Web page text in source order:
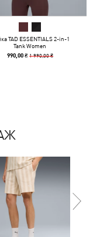
TAD ESSENTIALS 2-in-1
Tank Women
990,00 ₴ 1 990,00 ₴